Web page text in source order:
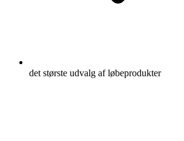
det største udvalg af løbeprodukter